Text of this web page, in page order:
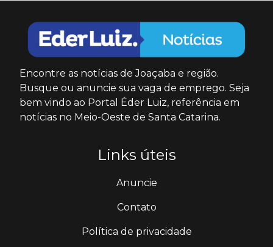
Encontre as notícias de Joaçaba e região.
Busque ou anuncie sua vaga de emprego. Seja
bem vindo ao Portal Éder Luiz, referência em
notícias no Meio-Oeste de Santa Catarina.
Links úteis
Anuncie
Contato
Política de privacidade